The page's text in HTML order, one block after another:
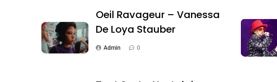
Oeil Ravageur – Vanessa
De Loya Stauber
Admin 0